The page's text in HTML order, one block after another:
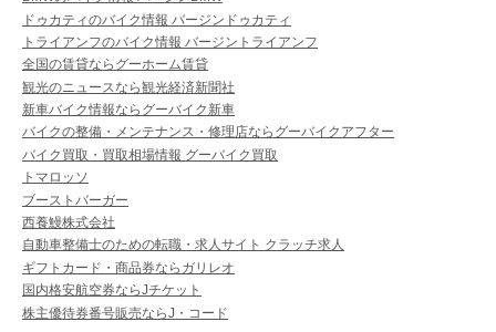
ドゥカティのバイク情報 バージンドゥカティ
トライアンフのバイク情報 バージントライアンフ
全国の賃貸ならグーホーム賃貸
観光のニュースなら観光経済新聞社
新車バイク情報ならグーバイク新車
バイクの整備・メンテナンス・修理店ならグーバイクアフター
バイク買取・買取相場情報 グーバイク買取
トマロッソ
ブーストバーガー
西養鰻株式会社
自動車整備士のための転職・求人サイト クラッチ求人
ギフトカード・商品券ならガリレオ
国内格安航空券ならJチケット
株主優待券番号販売ならJ・コード